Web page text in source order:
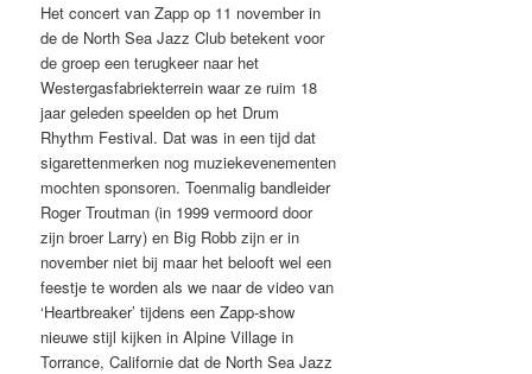
Het concert van Zapp op 11 november in
de de North Sea Jazz Club betekent voor
de groep een terugkeer naar het
Westergasfabriekterrein waar ze ruim 18
jaar geleden speelden op het Drum
Rhythm Festival. Dat was in een tijd dat
sigarettenmerken nog muziekevenementen
mochten sponsoren. Toenmalig bandleider
Roger Troutman (in 1999 vermoord door
zijn broer Larry) en Big Robb zijn er in
november niet bij maar het belooft wel een
feestje te worden als we naar de video van
‘Heartbreaker’ tijdens een Zapp-show
nieuwe stijl kijken in Alpine Village in
Torrance, Californie dat de North Sea Jazz